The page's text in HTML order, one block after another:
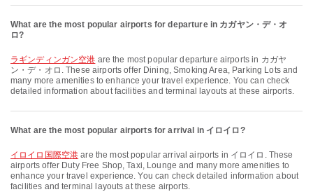
What are the most popular airports for departure in カガヤン・デ・オ
ロ?
ラギンディンガン空港 are the most popular departure airports in カガヤ
ン・デ・オロ. These airports offer Dining, Smoking Area, Parking Lots and
many more amenities to enhance your travel experience. You can check
detailed information about facilities and terminal layouts at these airports.
What are the most popular airports for arrival in イロイロ?
イロイロ国際空港 are the most popular arrival airports in イロイロ. These
airports offer Duty Free Shop, Taxi, Lounge and many more amenities to
enhance your travel experience. You can check detailed information about
facilities and terminal layouts at these airports.